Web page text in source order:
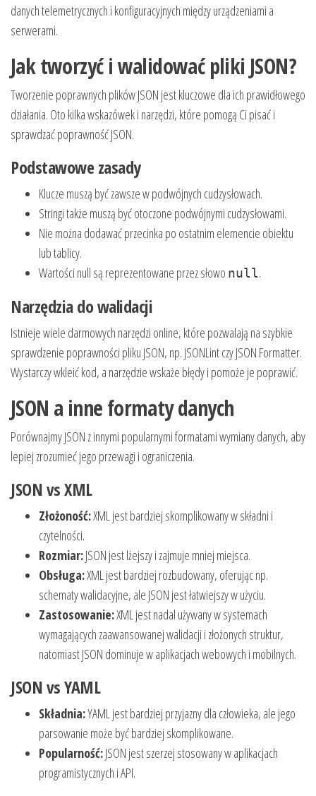
danych telemetrycznych i konfiguracyjnych między urządzeniami a
serwerami.
Jak tworzyć i walidować pliki JSON?
Tworzenie poprawnych plików JSON jest kluczowe dla ich prawidłowego
działania. Oto kilka wskazówek i narzędzi, które pomogą Ci pisać i
sprawdzać poprawność JSON.
Podstawowe zasady
Klucze muszą być zawsze w podwójnych cudzysłowach.
Stringi także muszą być otoczone podwójnymi cudzysłowami.
Nie można dodawać przecinka po ostatnim elemencie obiektu
lub tablicy.
Wartości null są reprezentowane przez słowo null.
Narzędzia do walidacji
Istnieje wiele darmowych narzędzi online, które pozwalają na szybkie
sprawdzenie poprawności pliku JSON, np. JSONLint czy JSON Formatter.
Wystarczy wkleić kod, a narzędzie wskaże błędy i pomoże je poprawić.
JSON a inne formaty danych
Porównajmy JSON z innymi popularnymi formatami wymiany danych, aby
lepiej zrozumieć jego przewagi i ograniczenia.
JSON vs XML
Złożoność:XML jest bardziej skomplikowany w składni i
czytelności.
Rozmiar:JSON jest lżejszy i zajmuje mniej miejsca.
Obsługa:XML jest bardziej rozbudowany, oferując np.
schematy walidacyjne, ale JSON jest łatwiejszy w użyciu.
Zastosowanie:XML jest nadal używany w systemach
wymagających zaawansowanej walidacji i złożonych struktur,
natomiast JSON dominuje w aplikacjach webowych i mobilnych.
JSON vs YAML
Składnia:YAML jest bardziej przyjazny dla człowieka, ale jego
parsowanie może być bardziej skomplikowane.
Popularność:JSON jest szerzej stosowany w aplikacjach
programistycznych i API.